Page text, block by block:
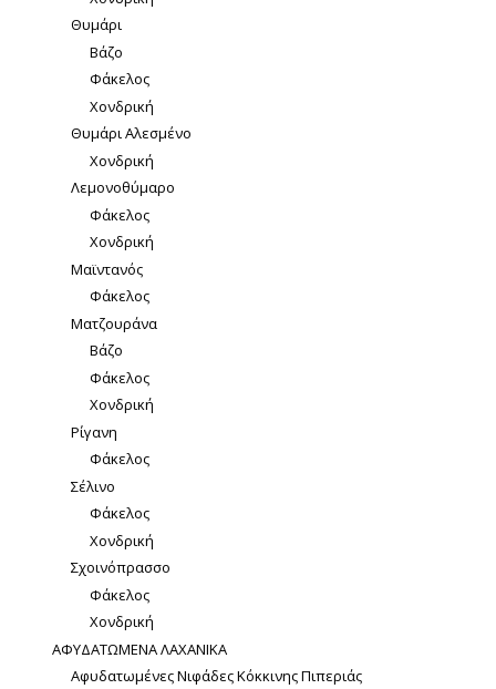
Θυμάρι
Βάζο
Φάκελος
Χονδρική
Θυμάρι Αλεσμένο
Χονδρική
Λεμονοθύμαρο
Φάκελος
Χονδρική
Μαϊντανός
Φάκελος
Ματζουράνα
Βάζο
Φάκελος
Χονδρική
Ρίγανη
Φάκελος
Σέλινο
Φάκελος
Χονδρική
Σχοινόπρασσο
Φάκελος
Χονδρική
ΑΦΥΔΑΤΩΜΕΝΑ ΛΑΧΑΝΙΚΑ
Αφυδατωμένες Νιφάδες Κόκκινης Πιπεριάς